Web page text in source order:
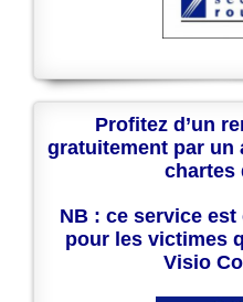
Profitez d’un
gratuitement par un
chartes
NB : ce service
pour les victimes
Visio